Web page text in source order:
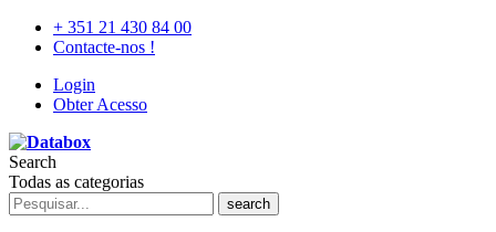
+ 351 21 430 84 00
Contacte-nos !
Login
Obter Acesso
Search
Todas as categorias
search